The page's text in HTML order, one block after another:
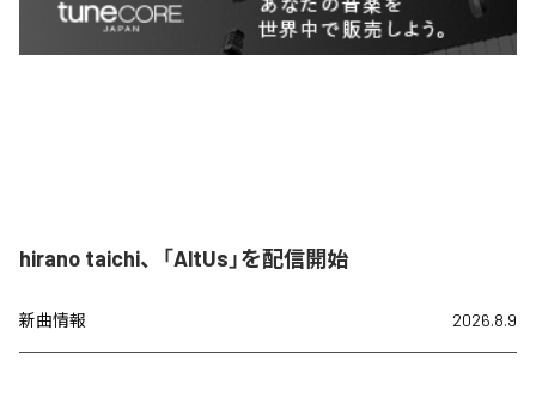
hirano taichi、「AltUs」を配信開始
新曲情報 2026.8.9